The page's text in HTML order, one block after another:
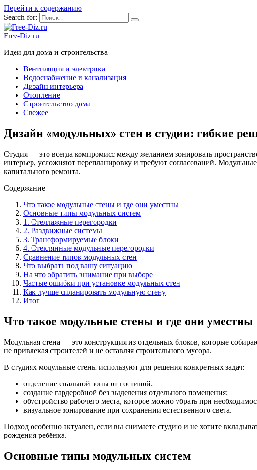
Перейти к содержанию
Search for:
Free-Diz.ru
Идеи для дома и строительства
Вентиляция и электрика
Водоснабжение и канализация
Дизайн интерьера
Отопление
Строительство дома
Свежее
Дизайн «модульных» стен в студии: гибкие
Студия — это всегда компромисс между желанием зонировать
интерьер, усложняют перепланировку и требуют согласований.
капитального ремонта.
Содержание
Что такое модульные стены и где они уместны
Основные типы модульных систем
1. Стеллажные перегородки
2. Раздвижные системы
3. Трансформируемые блоки
4. Стеклянные модульные перегородки
Сравнение типов модульных стен
Что выбрать под вашу ситуацию
На что обратить внимание при выборе
Частые ошибки при установке модульных стен
Как лучше спланировать модульную стену
Итог
Что такое модульные стены и где они уместны
Модульная стена — это конструкция из отдельных блоков, которые
не привлекая строителей и не оставляя строительного мусора.
В студиях модульные стены используют для решения конкретных задач:
отделение спальной зоны от гостиной;
создание гардеробной без выделения отдельного помещения;
обустройство рабочего места, которое можно убрать при
визуальное зонирование при сохранении естественного света.
Подход особенно актуален, если вы снимаете студию и не хотите
рождения ребёнка.
Основные типы модульных систем